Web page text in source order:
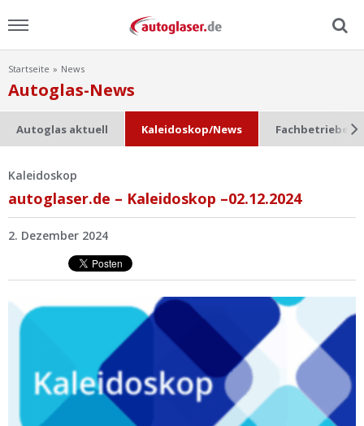
Home
Ratgeber
Scheibensuche
FAQ
Lexikon
Ist Ihre Werkstatt schon dabei?
Kostenlos eintragen
Startseite News
Autoglas-News
Autoglas aktuell Kaleidoskop/News Fachbetriebe
Kaleidoskop
autoglaser.de – Kaleidoskop –02.12.2024
2. Dezember 2024